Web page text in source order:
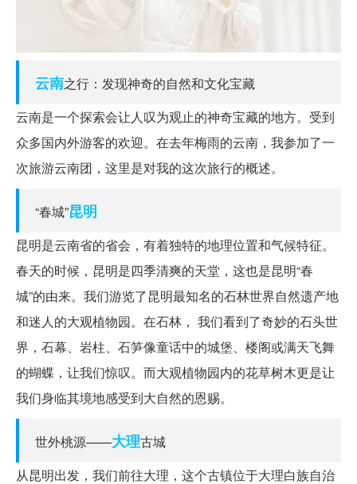
云南之行：发现神奇的自然和文化宝藏
云南是一个探索会让人叹为观止的神奇宝藏的地方。受到
众多国内外游客的欢迎。在去年梅雨的云南，我参加了一
次旅游云南团，这里是对我的这次旅行的概述。
“春城”昆明
昆明是云南省的省会，有着独特的地理位置和气候特征。
春天的时候，昆明是四季清爽的天堂，这也是昆明“春
城”的由来。我们游览了昆明最知名的石林世界自然遗产地
和迷人的大观植物园。在石林， 我们看到了奇妙的石头世
界，石幕、岩柱、石笋像童话中的城堡、楼阁或满天飞舞
的蝴蝶，让我们惊叹。而大观植物园内的花草树木更是让
我们身临其境地感受到大自然的恩赐。
世外桃源——大理古城
从昆明出发，我们前往大理，这个古镇位于大理白族自治